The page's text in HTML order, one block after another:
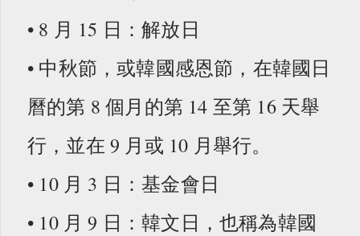
• 8 月 15 日：解放日
• 中秋節，或韓國感恩節，在韓國日
曆的第 8 個月的第 14 至第 16 天舉
行，並在 9 月或 10 月舉行。
• 10 月 3 日：基金會日
• 10 月 9 日：韓文日，也稱為韓國